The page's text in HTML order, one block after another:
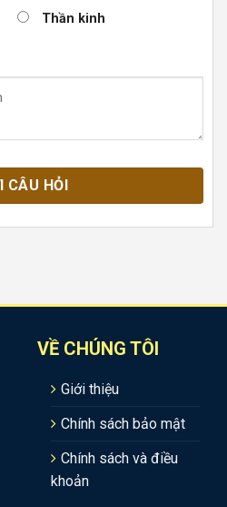
Thần kinh
VỀ CHÚNG TÔI
Giới thiệu
Chính sách bảo mật
Chính sách và điều
khoản